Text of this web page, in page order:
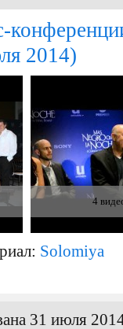
2014)
4
Solomiya
31 июля